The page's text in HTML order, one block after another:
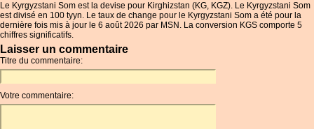
Le Kyrgyzstani Som est la devise pour Kirghizstan (KG, KGZ). Le Kyrgyzstani Som
est divisé en 100 tyyn. Le taux de change pour le Kyrgyzstani Som a été pour la
dernière fois mis à jour le 6 août 2026 par MSN. La conversion KGS comporte 5
chiffres significatifs.
Laisser un commentaire
Titre du commentaire:
Votre commentaire: